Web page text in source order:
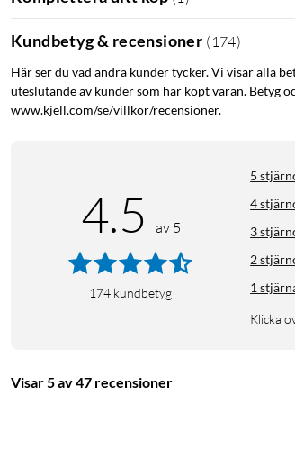
Kundbetyg & recensioner ( 174)
Här ser du vad andra kunder tycker. Vi visar alla
uteslutande av kunder som har köpt varan. Betyg
www.kjell.com/se/villkor/recensioner.
4.5 av 5
174 kundbetyg
5
4
3
2
1
Klicka
Visar 5 av 47 recensioner